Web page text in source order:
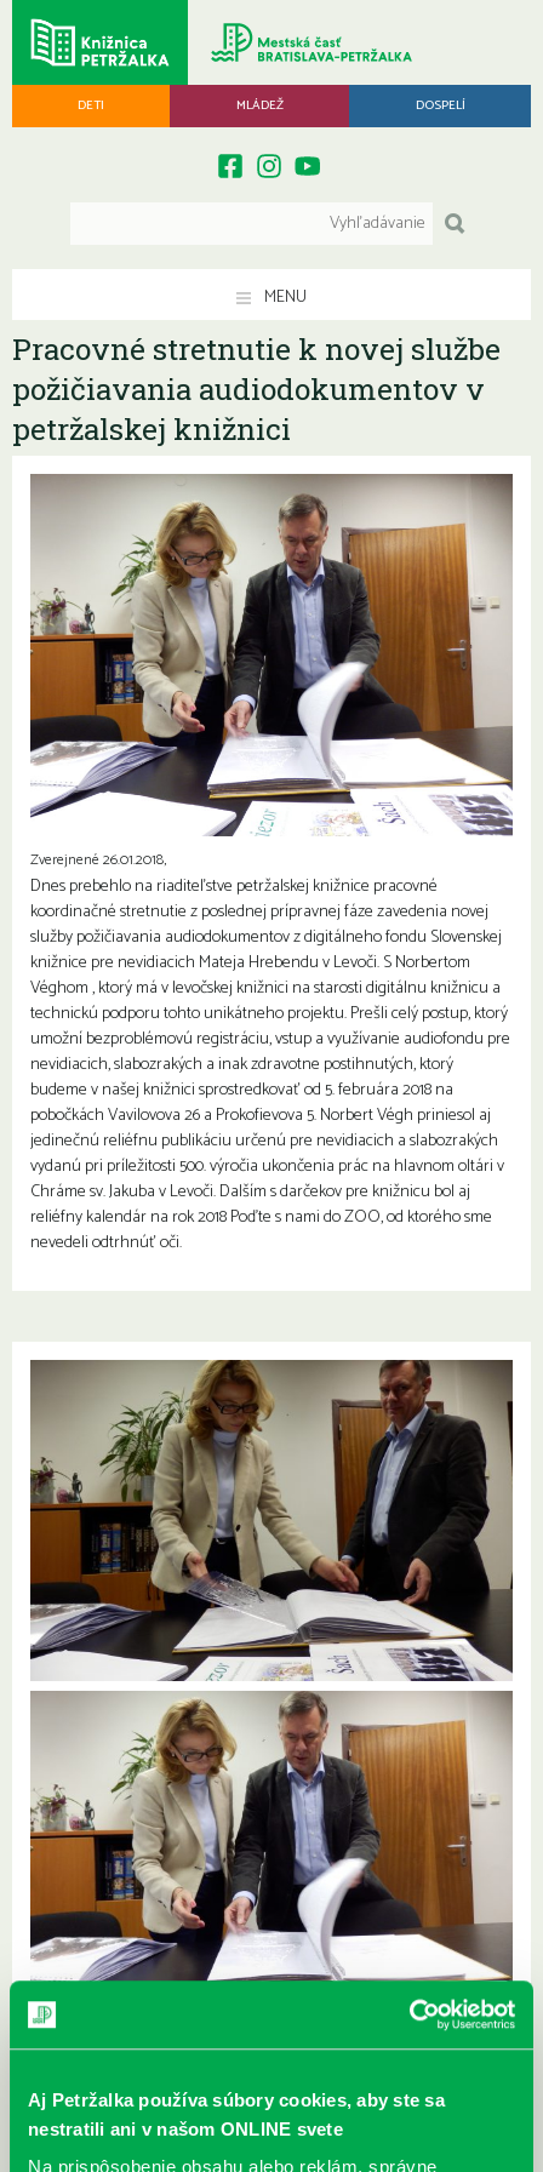
Aj Petržalka používa súbory cookies, aby ste sa
nestratili ani v našom ONLINE svete
Na prispôsobenie obsahu alebo reklám, správne
DETI MLÁDEŽ DOSPELÍ
MENU
Pracovné stretnutie k novej službe
požičiavania audiodokumentov v
petržalskej knižnici
Zverejnené 26.01.2018,
Dnes prebehlo na riaditeľstve petržalskej knižnice pracovné
koordinačné stretnutie z poslednej prípravnej fáze zavedenia novej
služby požičiavania audiodokumentov z digitálneho fondu Slovenskej
knižnice pre nevidiacich Mateja Hrebendu v Levoči. S Norbertom
Véghom , ktorý má v levočskej knižnici na starosti digitálnu knižnicu a
technickú podporu tohto unikátneho projektu. Prešli celý postup, ktorý
umožní bezproblémovú registráciu, vstup a využívanie audiofondu pre
nevidiacich, slabozrakých a inak zdravotne postihnutých, ktorý
budeme v našej knižnici sprostredkovať od 5. februára 2018 na
pobočkách Vavilovova 26 a Prokofievova 5. Norbert Végh priniesol aj
jedinečnú reliéfnu publikáciu určenú pre nevidiacich a slabozrakých
vydanú pri príležitosti 500. výročia ukončenia prác na hlavnom oltári v
Chráme sv. Jakuba v Levoči. Dalším s darčekov pre knižnicu bol aj
reliéfny kalendár na rok 2018 Poďte s nami do ZOO, od ktorého sme
nevedeli odtrhnúť oči.